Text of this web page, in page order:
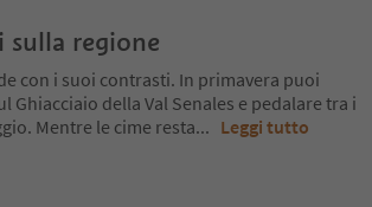
regione
con i suoi contrasti. In primavera puoi
Ghiacciaio della Val Senales e pedalare tra i
Mentre le cime resta... Leggi tutto